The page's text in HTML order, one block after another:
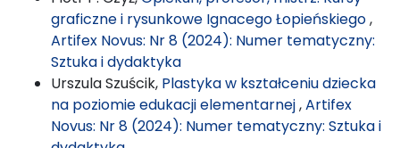
graficzne i rysunkowe Ignacego Łopieńskiego,
Artifex Novus: Nr 8 (2024): Numer tematyczny:
Sztuka i dydaktyka
Urszula Szuścik, Plastyka w kształceniu dziecka
na poziomie edukacji elementarnej,Artifex
Novus: Nr 8 (2024): Numer tematyczny: Sztuka i